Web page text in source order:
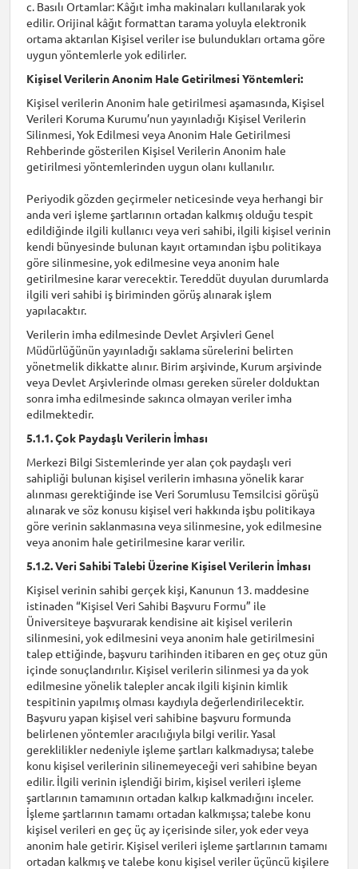
c. Basılı Ortamlar: Kâğıt imha makinaları kullanılarak yok
edilir. Orijinal kâğıt formattan tarama yoluyla elektronik
ortama aktarılan Kişisel veriler ise bulundukları ortama göre
uygun yöntemlerle yok edilirler.
Kişisel Verilerin Anonim Hale Getirilmesi Yöntemleri:
Kişisel verilerin Anonim hale getirilmesi aşamasında, Kişisel
Verileri Koruma Kurumu’nun yayınladığı Kişisel Verilerin
Silinmesi, Yok Edilmesi veya Anonim Hale Getirilmesi
Rehberinde gösterilen Kişisel Verilerin Anonim hale
getirilmesi yöntemlerinden uygun olanı kullanılır.
Periyodik gözden geçirmeler neticesinde veya herhangi bir
anda veri işleme şartlarının ortadan kalkmış olduğu tespit
edildiğinde ilgili kullanıcı veya veri sahibi, ilgili kişisel verinin
kendi bünyesinde bulunan kayıt ortamından işbu politikaya
göre silinmesine, yok edilmesine veya anonim hale
getirilmesine karar verecektir. Tereddüt duyulan durumlarda
ilgili veri sahibi iş biriminden görüş alınarak işlem
yapılacaktır.
Verilerin imha edilmesinde Devlet Arşivleri Genel
Müdürlüğünün yayınladığı saklama sürelerini belirten
yönetmelik dikkatte alınır. Birim arşivinde, Kurum arşivinde
veya Devlet Arşivlerinde olması gereken süreler dolduktan
sonra imha edilmesinde sakınca olmayan veriler imha
edilmektedir.
5.1.1. Çok Paydaşlı Verilerin İmhası
Merkezi Bilgi Sistemlerinde yer alan çok paydaşlı veri
sahipliği bulunan kişisel verilerin imhasına yönelik karar
alınması gerektiğinde ise Veri Sorumlusu Temsilcisi görüşü
alınarak ve söz konusu kişisel veri hakkında işbu politikaya
göre verinin saklanmasına veya silinmesine, yok edilmesine
veya anonim hale getirilmesine karar verilir.
5.1.2. Veri Sahibi Talebi Üzerine Kişisel Verilerin İmhası
Kişisel verinin sahibi gerçek kişi, Kanunun 13. maddesine
istinaden “Kişisel Veri Sahibi Başvuru Formu” ile
Üniversiteye başvurarak kendisine ait kişisel verilerin
silinmesini, yok edilmesini veya anonim hale getirilmesini
talep ettiğinde, başvuru tarihinden itibaren en geç otuz gün
içinde sonuçlandırılır. Kişisel verilerin silinmesi ya da yok
edilmesine yönelik talepler ancak ilgili kişinin kimlik
tespitinin yapılmış olması kaydıyla değerlendirilecektir.
Başvuru yapan kişisel veri sahibine başvuru formunda
belirlenen yöntemler aracılığıyla bilgi verilir. Yasal
gereklilikler nedeniyle işleme şartları kalkmadıysa; talebe
konu kişisel verilerinin silinemeyeceği veri sahibine beyan
edilir. İlgili verinin işlendiği birim, kişisel verileri işleme
şartlarının tamamının ortadan kalkıp kalkmadığını inceler.
İşleme şartlarının tamamı ortadan kalkmışsa; talebe konu
kişisel verileri en geç üç ay içerisinde siler, yok eder veya
anonim hale getirir. Kişisel verileri işleme şartlarının tamamı
ortadan kalkmış ve talebe konu kişisel veriler üçüncü kişilere